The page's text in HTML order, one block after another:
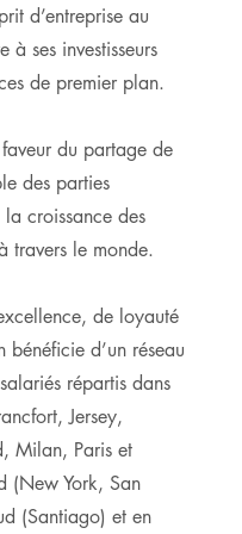
d’entreprise au
ses investisseurs
de premier plan.
du partage de
des parties
croissance des
travers le monde.
de loyauté
bénéficie d’un réseau
répartis dans
Jersey,
Milan, Paris et
(New York, San
(Santiago) et en